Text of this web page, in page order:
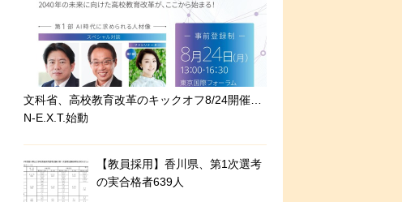
文科省、高校教育改革のキックオフ8/24開催…
N-E.X.T.始動
【教員採用】香川県、第1次選考
の実合格者639人